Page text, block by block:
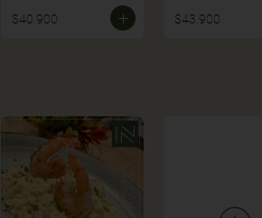
$40.900 $43.900